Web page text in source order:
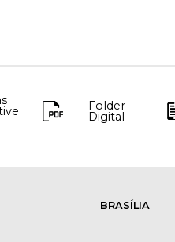
Folder
Digital
BRASÍLIA